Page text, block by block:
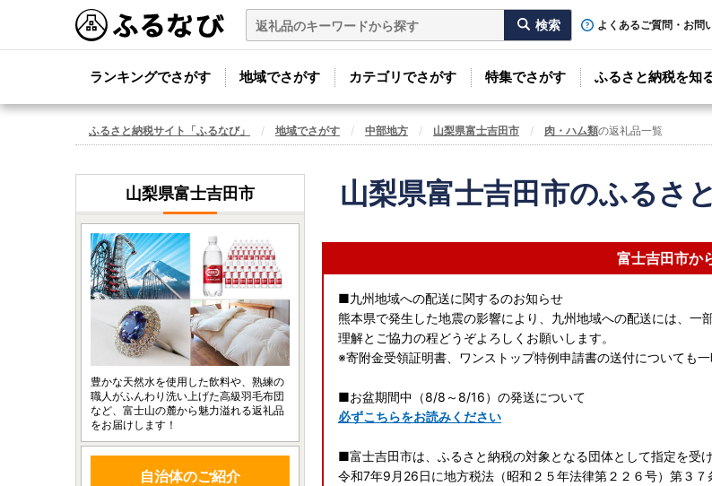
よくあるご質問・お問
ランキングでさがす 地域でさがす カテゴリでさがす 特集でさがす ふるさと納税を知
ふるさと納税サイト「ふるなび」 地域でさがす 中部地方 山梨県富士吉田市 肉・ハム類の返礼品一覧
山梨県富士吉田市のふるさ
富士吉田市か
■九州地域への配送に関するのお知らせ
熊本県で発生した地震の影響により、九州地域への配送には、
理解とご協力の程どうぞよろしくお願いします。
※寄附金受領証明書、ワンストップ特例申請書の送付についても
■お盆期間中（8/8～8/16）の発送について
必ずこちらをお読みください
■富士吉田市は、ふるさと納税の対象となる団体として指定を受け
令和7年9月26日に地方税法（昭和２５年法律第２２６号）第３
山梨県富士吉田市
豊かな天然水を使用した飲料や、熟練の
職人がふんわり洗い上げた高級羽毛布団
など、富士山の麓から魅力溢れる返礼品
をお届けします！
自治体のご紹介